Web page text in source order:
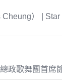
） |
政歌舞團首席